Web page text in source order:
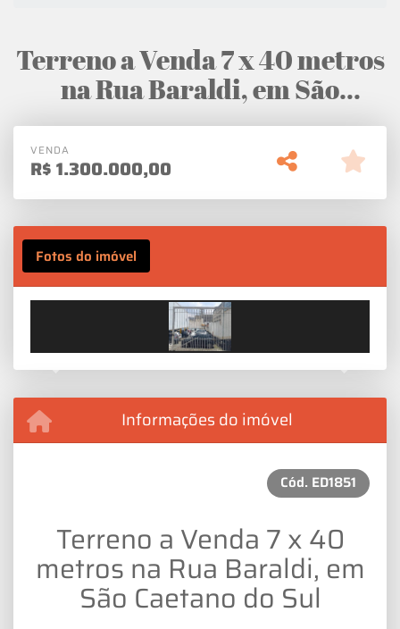
Terreno a Venda 7 x 40 metros
na Rua Baraldi, em São
Caetano do Sul
VENDA
R$1.300.000,00
Fotos do imóvel
Previous Next
Informações do imóvel
Cód. ED1851
Terreno a Venda 7 x 40
metros na Rua Baraldi, em
São Caetano do Sul